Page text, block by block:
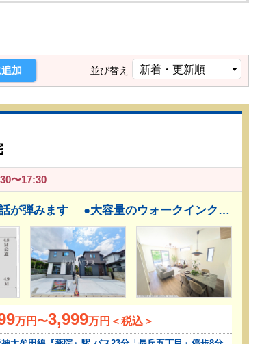
加 並び替え
〜17:30
●キッチンから見渡せるリビングダイニングで、お料理中も会話が弾みます ●大容量のウォークインクローゼットでお部屋をスッキリきれいに保てます ●全居室収納スペース有 ●周辺環境も合わせてご案内いたします
万円〜3,999万円＜税込＞